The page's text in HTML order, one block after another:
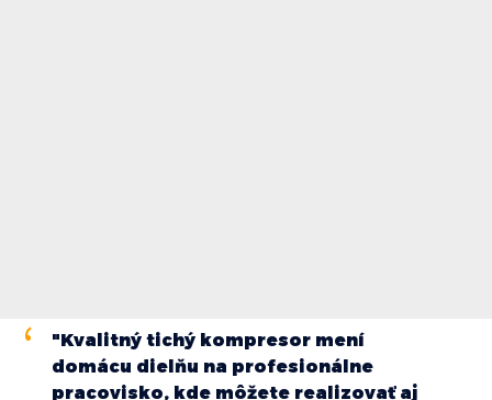
"Kvalitný tichý kompresor mení
domácu dielňu na profesionálne
pracovisko, kde môžete realizovať aj